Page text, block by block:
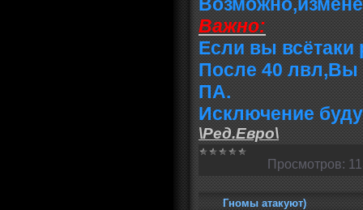
Важно:
Если вы всётаки
После 40 лвл,Вы
ПА.
Исключение
\Ред.Евро\
Просмотров:
Гномы атакуют)